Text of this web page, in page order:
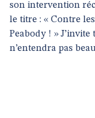
son intervention
le titre : « Contre
Peabody ! »
n’entendra pas